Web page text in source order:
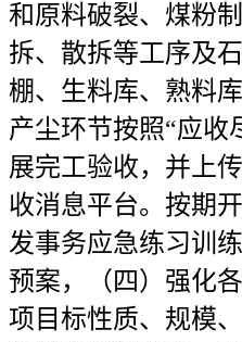
和原料破裂、煤粉
拆、散拆等工序及
棚、生料库、熟料
产尘环节按照“应收
展完工验收，并上
收消息平台。按期
发事务应急练习训
预案，（四）强化
项目标性质、规模